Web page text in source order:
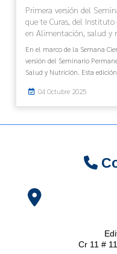
Primera versión del
que te Curas, del Instituto
en Alimentación, salud y
En el marco de la Semana
versión del Seminario
Salud y Nutrición. Esta
04 Octubre 2025
Cr 11 #